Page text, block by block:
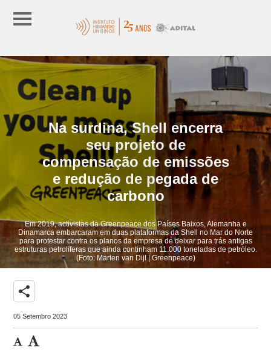
Na surdina, Shell encerra
seu projeto de
compensação de emissões
e redução de pegada de
carbono
Em 2019, activistas da Greenpeace dos Países Baixos, Alemanha e
Dinamarca embarcaram em duas plataformas da Shell no Mar do Norte
para protestar contra os planos da empresa de deixar para trás antigas
estruturas petrolíferas que ainda continham 11.000 toneladas de petróleo.
(Foto: Marten van Dijl | Greenpeace)
share
05 Setembro 2023